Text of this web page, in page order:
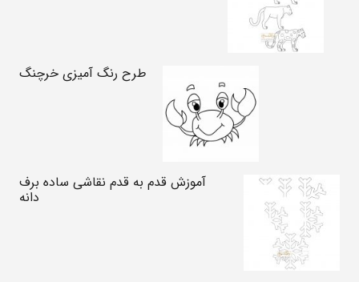
طرح رنگ آمیزی خرچنگ
آموزش قدم به قدم نقاشی ساده برف
دانه